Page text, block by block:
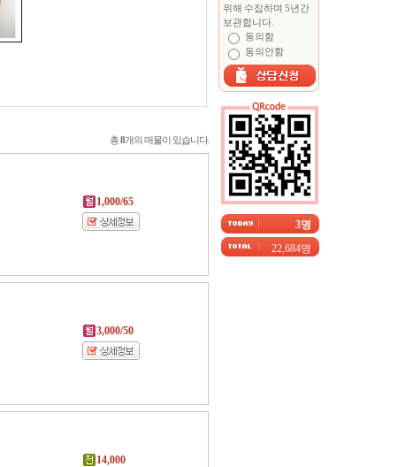
총8개의 매물이 있습니다.
1,000/65
3,000/50
14,000
위해 수집하며 5년간
보관합니다.
동의함
동의안함
3명
22,684명